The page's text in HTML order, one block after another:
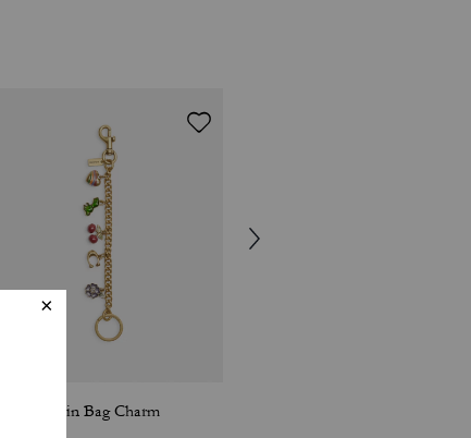
Motif Chain Bag Charm